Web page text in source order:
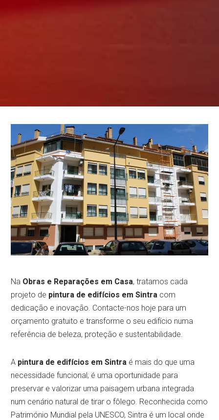
Na Obras e Reparações em Casa, tratamos cada
projeto de pintura de edifícios em Sintra com
dedicação e inovação. Contacte-nos hoje para um
orçamento gratuito e transforme o seu edifício numa
referência de beleza, proteção e sustentabilidade.
A pintura de edifícios em Sintra é mais do que uma
necessidade funcional; é uma oportunidade para
preservar e valorizar uma paisagem urbana integrada
num cenário natural de tirar o fôlego. Reconhecida como
Património Mundial pela UNESCO, Sintra é um local onde